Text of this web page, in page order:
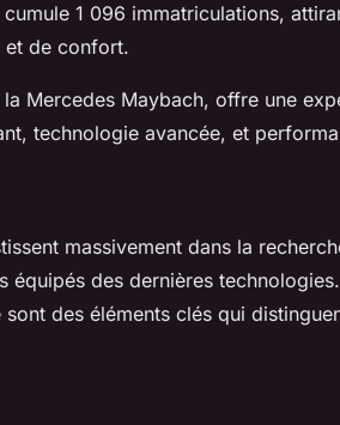
1 096 immatriculations,
et de confort.
Mercedes Maybach, offre une
technologie avancée, et
massivement dans la
des dernières
des éléments clés qui